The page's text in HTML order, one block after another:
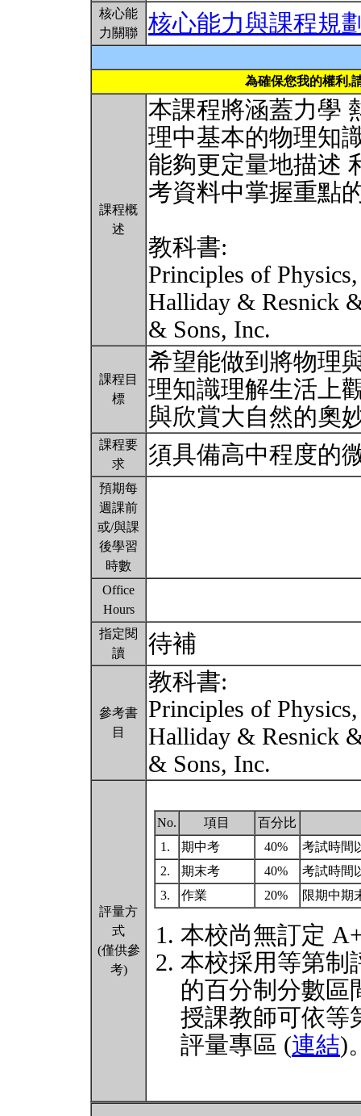
核心能
力關聯
核心能力與課程規
為確保您我的權利,
課程概
述
本課程將涵蓋力學
理中基本的物理知
能夠更定量地描述
考資料中掌握重點
教科書:
Principles of
Halliday & Resnick
& Sons, Inc.
課程目
標
希望能做到將物理
理知識理解生活上
與欣賞大自然的奧
課程要
求
須具備高中程度的
預期每
週課前
或/與課
後學習
時數
Office
Hours
指定閱
讀
待補
參考書
目
教科書:
Principles of
Halliday & Resnick
& Sons, Inc.
評量方
式
(僅供參
考)
No. 項目
百分比
1.
期中考 40%
考試時間
2.
期末考 40%
考試時間
3.
作業 20% 限期中期
本校尚無訂定
本校採用等第制
的百分制分數區
授課教師可依等
評量專區 (連結)